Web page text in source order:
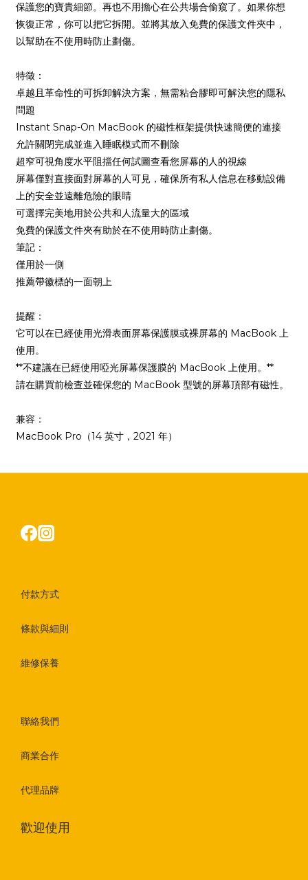
保護您的寶貴細節。再也不用擔心在公共場合偷窺了。如果你想
恢復正常，你可以把它拆開。並將其放入免費的保護文件夾中，
以幫助在不使用時防止劃傷。
特徵：
卓越且革命性的可拆卸解決方案，無需粘合膠即可解決您的隱私
問題
Instant Snap-On MacBook 的磁性框架提供快速簡便的連接
允許關閉完成並進入睡眠模式而不刪除
超窄可視角度水平阻擋任何試圖查看您屏幕的人的視線
屏幕僅對直接面對屏幕的人可見，確保所有私人信息在移動設備
上的安全並遠離危險的眼睛
可選擇完美地用於公共和人流量大的區域
免費的保護文件夾有助於在不使用時防止劃傷。
筆記：
僅用於一側
推薦帶徽標的一面朝上
提醒：
它可以在已經使用光滑表面屏幕保護膜或裸屏幕的 MacBook 上
使用。
**不建議在已經使用啞光屏幕保護膜的 MacBook 上使用。**
請在購買前檢查並確保您的 MacBook 型號的屏幕頂部有磁性。
兼容：
MacBook Pro（14 英寸，2021 年）
付款方式
條款與細則
維修保養
聯絡我們
商業合作
代理品牌
歡迎使用